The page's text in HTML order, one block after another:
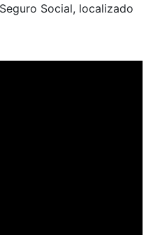
Social, localizado